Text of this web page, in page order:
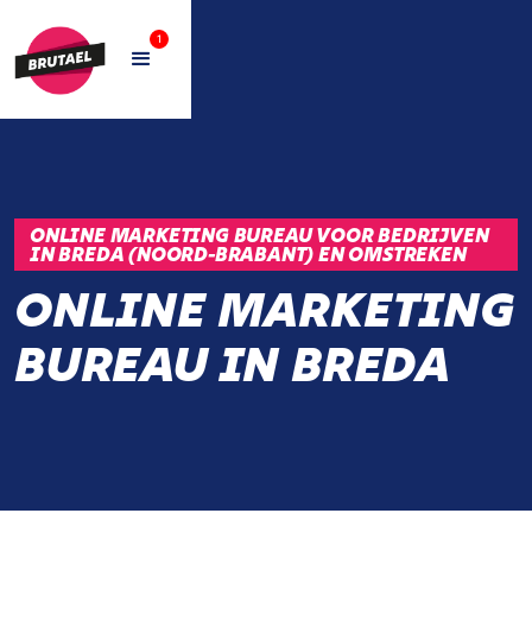
1
ONLINE MARKETING BUREAU VOOR BEDRIJVEN
IN BREDA (NOORD-BRABANT) EN OMSTREKEN
ONLINE MARKETING
BUREAU IN BREDA